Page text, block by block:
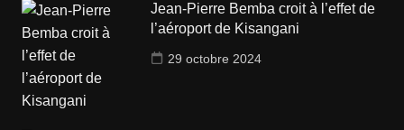
Jean-Pierre Bemba croit à l’effet de
l’aéroport de Kisangani
29 octobre 2024